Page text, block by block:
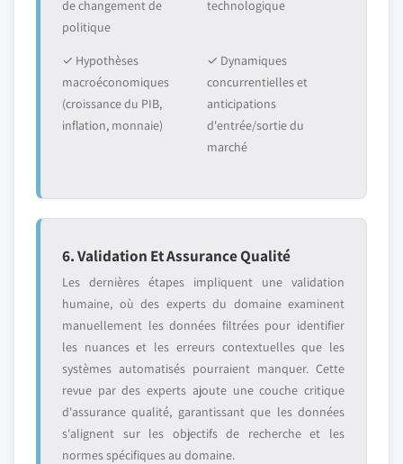
de changement de
politique
technologique
✓ Hypothèses
macroéconomiques
(croissance du PIB,
inflation, monnaie)
✓ Dynamiques
concurrentielles et
anticipations
d'entrée/sortie du
marché
6. Validation Et Assurance Qualité
Les dernières étapes impliquent une validation
humaine, où des experts du domaine examinent
manuellement les données filtrées pour identifier
les nuances et les erreurs contextuelles que les
systèmes automatisés pourraient manquer. Cette
revue par des experts ajoute une couche critique
d'assurance qualité, garantissant que les données
s'alignent sur les objectifs de recherche et les
normes spécifiques au domaine.